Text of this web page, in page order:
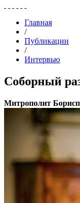
Главная
/
Публикации
/
Интервью
Соборный
Митрополит